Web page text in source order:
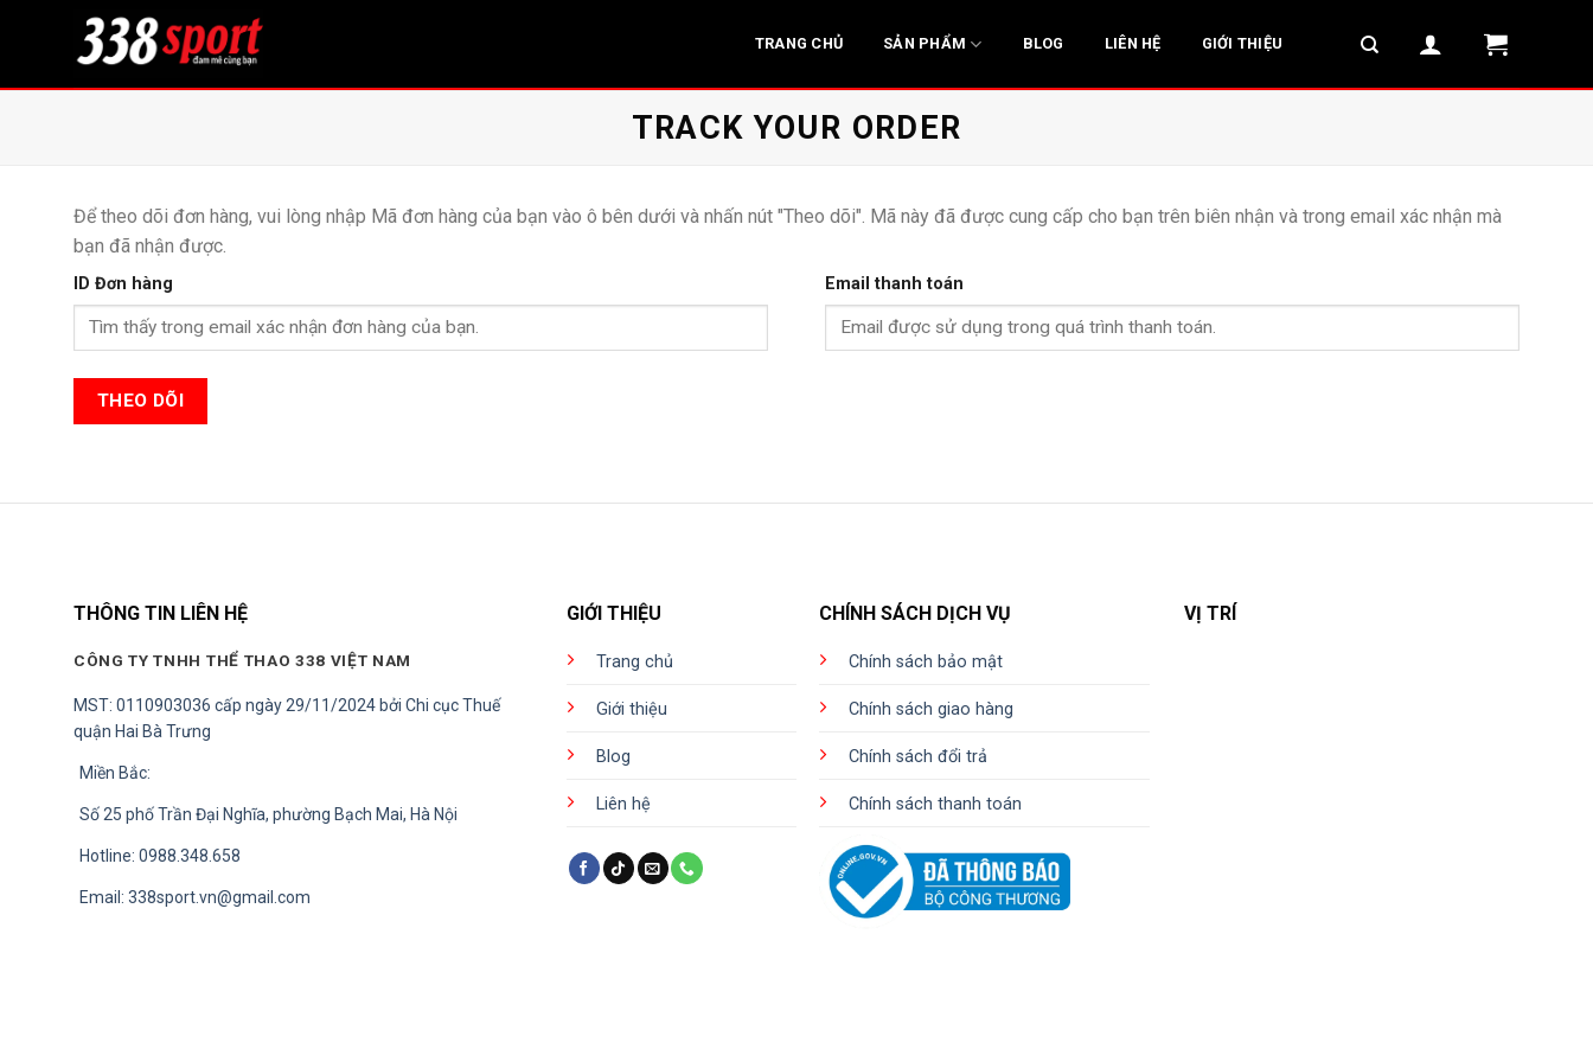
TRANG CHỦ SẢN PHẨM BLOG LIÊN HỆ GIỚI THIỆU
TRACK YOUR ORDER
Để theo dõi đơn hàng, vui lòng nhập Mã đơn hàng của bạn vào ô bên dưới và nhấn nút "Theo dõi". Mã này đã được cung cấp cho bạn trên biên nhận và trong email xác nhận mà
bạn đã nhận được.
ID Đơn hàng Email thanh toán
THEO DÕI
THÔNG TIN LIÊN HỆ
CÔNG TY TNHH THỂ THAO 338 VIỆT NAM
MST: 0110903036 cấp ngày 29/11/2024 bởi Chi cục Thuế
quận Hai Bà Trưng
Miền Bắc:
Số 25 phố Trần Đại Nghĩa, phường Bạch Mai, Hà Nội
Hotline: 0988.348.658
Email: 338sport.vn@gmail.com
GIỚI THIỆU
Trang chủ
Giới thiệu
Blog
Liên hệ
CHÍNH SÁCH DỊCH VỤ
Chính sách bảo mật
Chính sách giao hàng
Chính sách đổi trả
Chính sách thanh toán
VỊ TRÍ